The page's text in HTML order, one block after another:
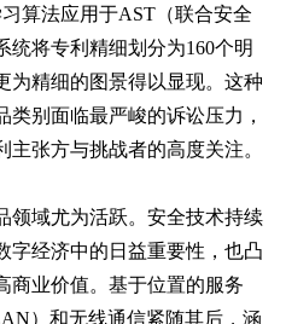
算法应用于AST（联合安全
将专利精细划分为160个明
精细的图景得以显现。这种
别面临最严峻的诉讼压力，
主张方与挑战者的高度关注。
领域尤为活跃。安全技术持续
字经济中的日益重要性，也凸
商业价值。基于位置的服务
）和无线通信紧随其后，涵